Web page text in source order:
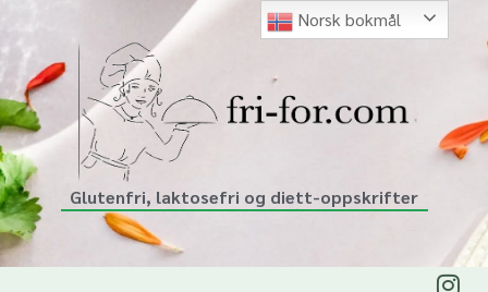
Glutenfri, laktosefri og diett-oppskrifter
Norsk bokmål